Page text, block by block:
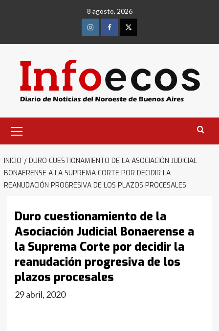
8 agosto, 2026
InstagramFacebookTwitter
primario
INICIO
DURO CUESTIONAMIENTO DE LA ASOCIACIÓN JUDICIAL
BONAERENSE A LA SUPREMA CORTE POR DECIDIR LA
REANUDACIÓN PROGRESIVA DE LOS PLAZOS PROCESALES
Duro cuestionamiento de la
Asociación Judicial Bonaerense a
la Suprema Corte por decidir la
reanudación progresiva de los
plazos procesales
29 abril, 2020